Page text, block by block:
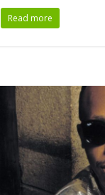
Read more